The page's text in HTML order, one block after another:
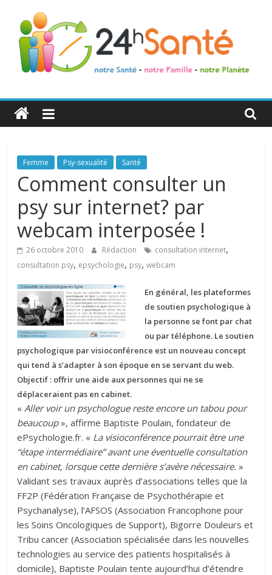
24h
Santé
La
santé
de
toute
famille
Femme Psy-sexualité Santé
Comment consulter un
psy sur internet? par
webcam interposée !
26 octobre 2010 Rédaction consultation internet,
consultation psy, epsychologie, psy,webcam
En général, les plateformes
de soutien psychologique à
la personne se font par chat
ou par téléphone. Le soutien
psychologique par visioconférence est un nouveau concept
qui tend à s’adapter à son époque en se servant du web.
Objectif : offrir une aide aux personnes qui ne se
déplaceraient pas en cabinet.
« Aller voir un psychologue reste encore un tabou pour
beaucoup », affirme Baptiste Poulain, fondateur de
ePsychologie.fr. « La visioconférence pourrait être une
“étape intermédiaire” avant une éventuelle consultation
en cabinet, lorsque cette dernière s’avère nécessaire. »
Validant ses travaux auprès d’associations telles que la
FF2P (Fédération Française de Psychothérapie et
Psychanalyse), l’AFSOS (Association Francophone pour
les Soins Oncologiques de Support), Bigorre Douleurs et
Tribu cancer (Association spécialisée dans les nouvelles
technologies au service des patients hospitalisés à
domicile), Baptiste Poulain tente aujourd’hui d’étendre